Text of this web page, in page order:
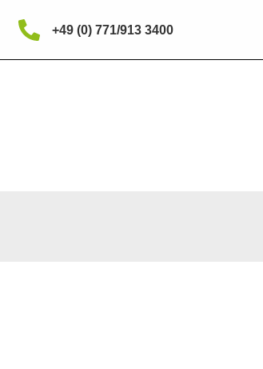
+49 (0) 771/913 3400